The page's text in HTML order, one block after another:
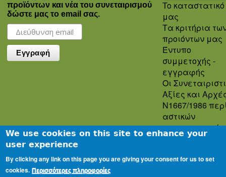
προϊόντων και νέα του συνεταιρισμού
δώστε μας το email σας.
To καταστατικό
μας
Τα κριτήρια
προιόντων μας
Έντυπο
συμμετοχής -
εγγραφής
Οι
Αξίες και
Ν1667/1986
αστικών
συνεταιρισμών
Πολιτική
Oροι και
We use cookies on this site to enhance your
user experience
By clicking any link on this page you are giving your consent for us to set
cookies. Περισσότερες πληροφορίες